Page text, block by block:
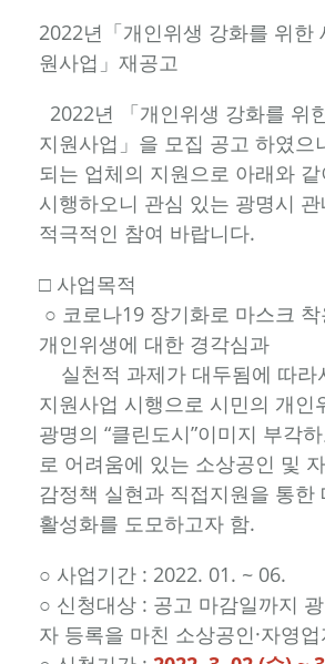
2022년「개인위생 강화를 위한
원사업」재공고
2022년 「개인위생 강화를 위
지원사업」을 모집 공고 하였으
되는 업체의 지원으로 아래와
시행하오니 관심 있는 광명시
적극적인 참여 바랍니다.
□ 사업목적
○ 코로나19 장기화로 마스크
개인위생에 대한 경각심과
실천적 과제가 대두됨에 따라
지원사업 시행으로 시민의 개인
광명의 “클린도시”이미지 부각
로 어려움에 있는 소상공인 및
감정책 실현과 직접지원을 통한
활성화를 도모하고자 함.
○ 사업기간 : 2022. 01. ~ 06.
○ 신청대상 : 공고 마감일까지
자 등록을 마친 소상공인·